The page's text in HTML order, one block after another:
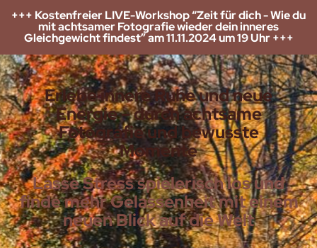
+++ Kostenfreier LIVE-Workshop “Zeit für dich - Wie du
mit achtsamer Fotografie wieder dein inneres
Gleichgewicht findest” am 11.11.2024 um 19 Uhr +++
Erlebe innere Ruhe und neue
Energie – durch achtsame
Fotografie und bewusste
Momente
Lasse Stress spielerisch los und
finde mehr Gelassenheit mit einem
neuen Blick auf die Welt